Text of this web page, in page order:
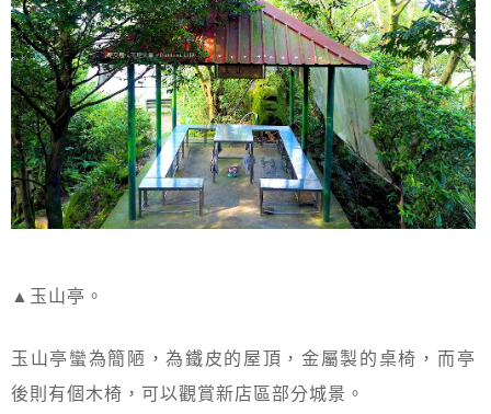
▲玉山亭。
玉山亭蠻為簡陋，為鐵皮的屋頂，金屬製的桌椅，而亭
後則有個木椅，可以觀賞新店區部分城景。